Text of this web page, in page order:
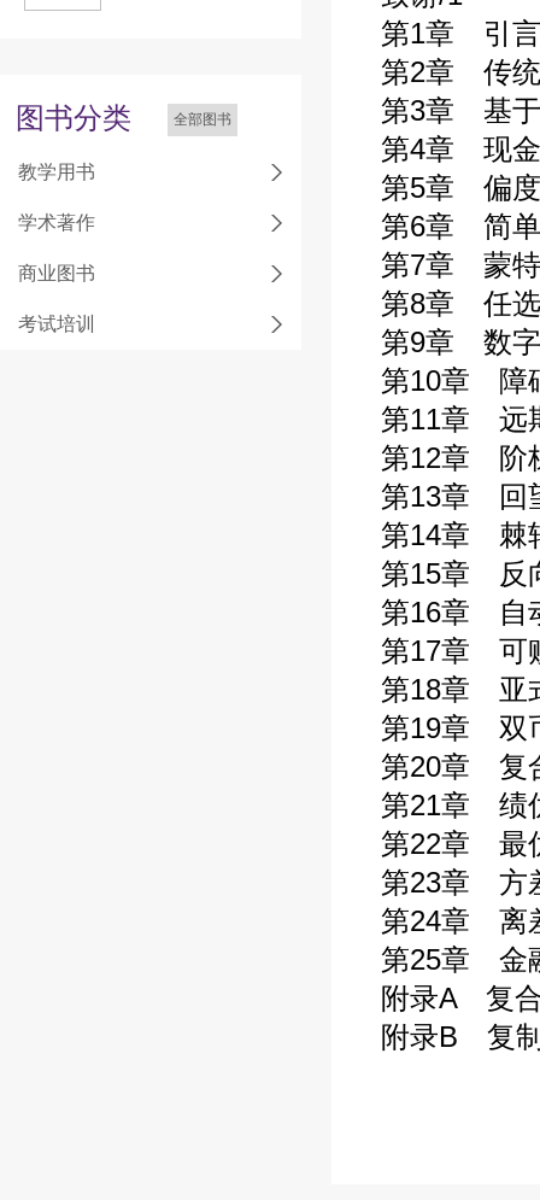
图书分类 全部图书
教学用书
学术著作
商业图书
考试培训
第1章 引
第2章 传统
第3章 基于
第4章 现金
第5章 偏
第6章 简单
第7章 蒙特
第8章 任
第9章 数
第10章 障
第11章 远
第12章 阶
第13章 回
第14章 棘
第15章 反
第16章 自
第17章 可
第18章 亚
第19章 双
第20章 复
第21章 绩
第22章 最
第23章 方
第24章 离
第25章 金
附录A 复
附录B 复